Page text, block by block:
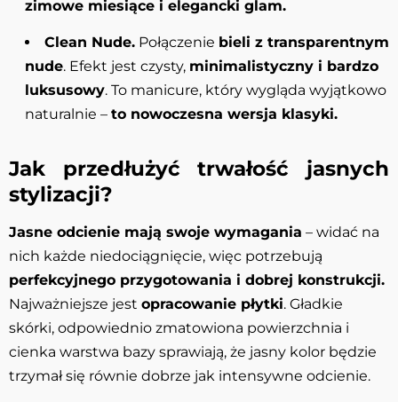
zimowe miesiące i elegancki glam.
Clean Nude. Połączenie bieli z transparentnym
nude. Efekt jest czysty, minimalistyczny i bardzo
luksusowy. To manicure, który wygląda wyjątkowo
naturalnie – to nowoczesna wersja klasyki.
Jak przedłużyć trwałość jasnych
stylizacji?
Jasne odcienie mają swoje wymagania – widać na
nich każde niedociągnięcie, więc potrzebują
perfekcyjnego przygotowania i dobrej konstrukcji.
Najważniejsze jest opracowanie płytki. Gładkie
skórki, odpowiednio zmatowiona powierzchnia i
cienka warstwa bazy sprawiają, że jasny kolor będzie
trzymał się równie dobrze jak intensywne odcienie.